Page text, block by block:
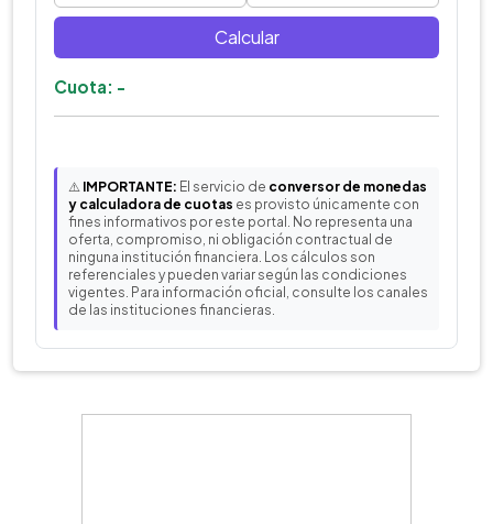
Calcular
Cuota: -
⚠️ IMPORTANTE: El servicio de conversor de monedas
y calculadora de cuotas es provisto únicamente con
fines informativos por este portal. No representa una
oferta, compromiso, ni obligación contractual de
ninguna institución financiera. Los cálculos son
referenciales y pueden variar según las condiciones
vigentes. Para información oficial, consulte los canales
de las instituciones financieras.